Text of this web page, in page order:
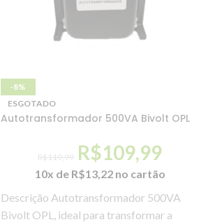
-8%
ESGOTADO
Autotransformador 500VA Bivolt OPL
R$119,99 R$109,99
10x de R$13,22 no cartão
Descrição Autotransformador 500VA
Bivolt OPL, ideal para transformar a